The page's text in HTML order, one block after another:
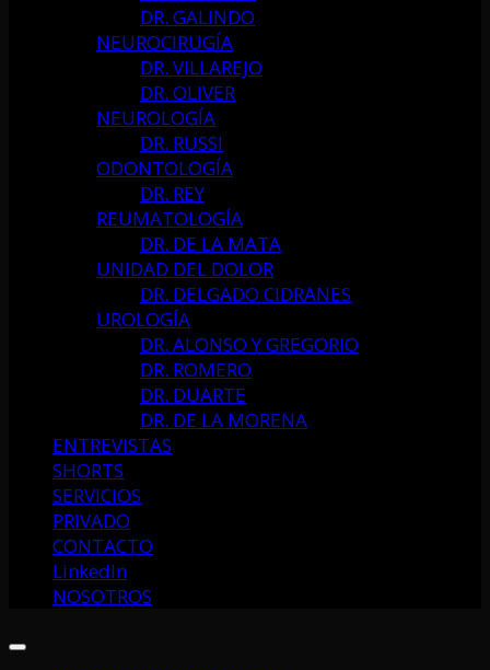
DR. GALINDO
NEUROCIRUGÍA
DR. VILLAREJO
DR. OLIVER
NEUROLOGÍA
DR. RUSSI
ODONTOLOGÍA
DR. REY
REUMATOLOGÍA
DR. DE LA MATA
UNIDAD DEL DOLOR
DR. DELGADO CIDRANES
UROLOGÍA
DR. ALONSO Y GREGORIO
DR. ROMERO
DR. DUARTE
DR. DE LA MORENA
ENTREVISTAS
SHORTS
SERVICIOS
PRIVADO
CONTACTO
LinkedIn
NOSOTROS